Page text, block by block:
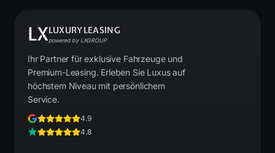
LXLUXURYLEASING
powered by LXGROUP
Ihr Partner für exklusive Fahrzeuge und
Premium-Leasing. Erleben Sie Luxus auf
höchstem Niveau mit persönlichem
Service.
4.9
4.8